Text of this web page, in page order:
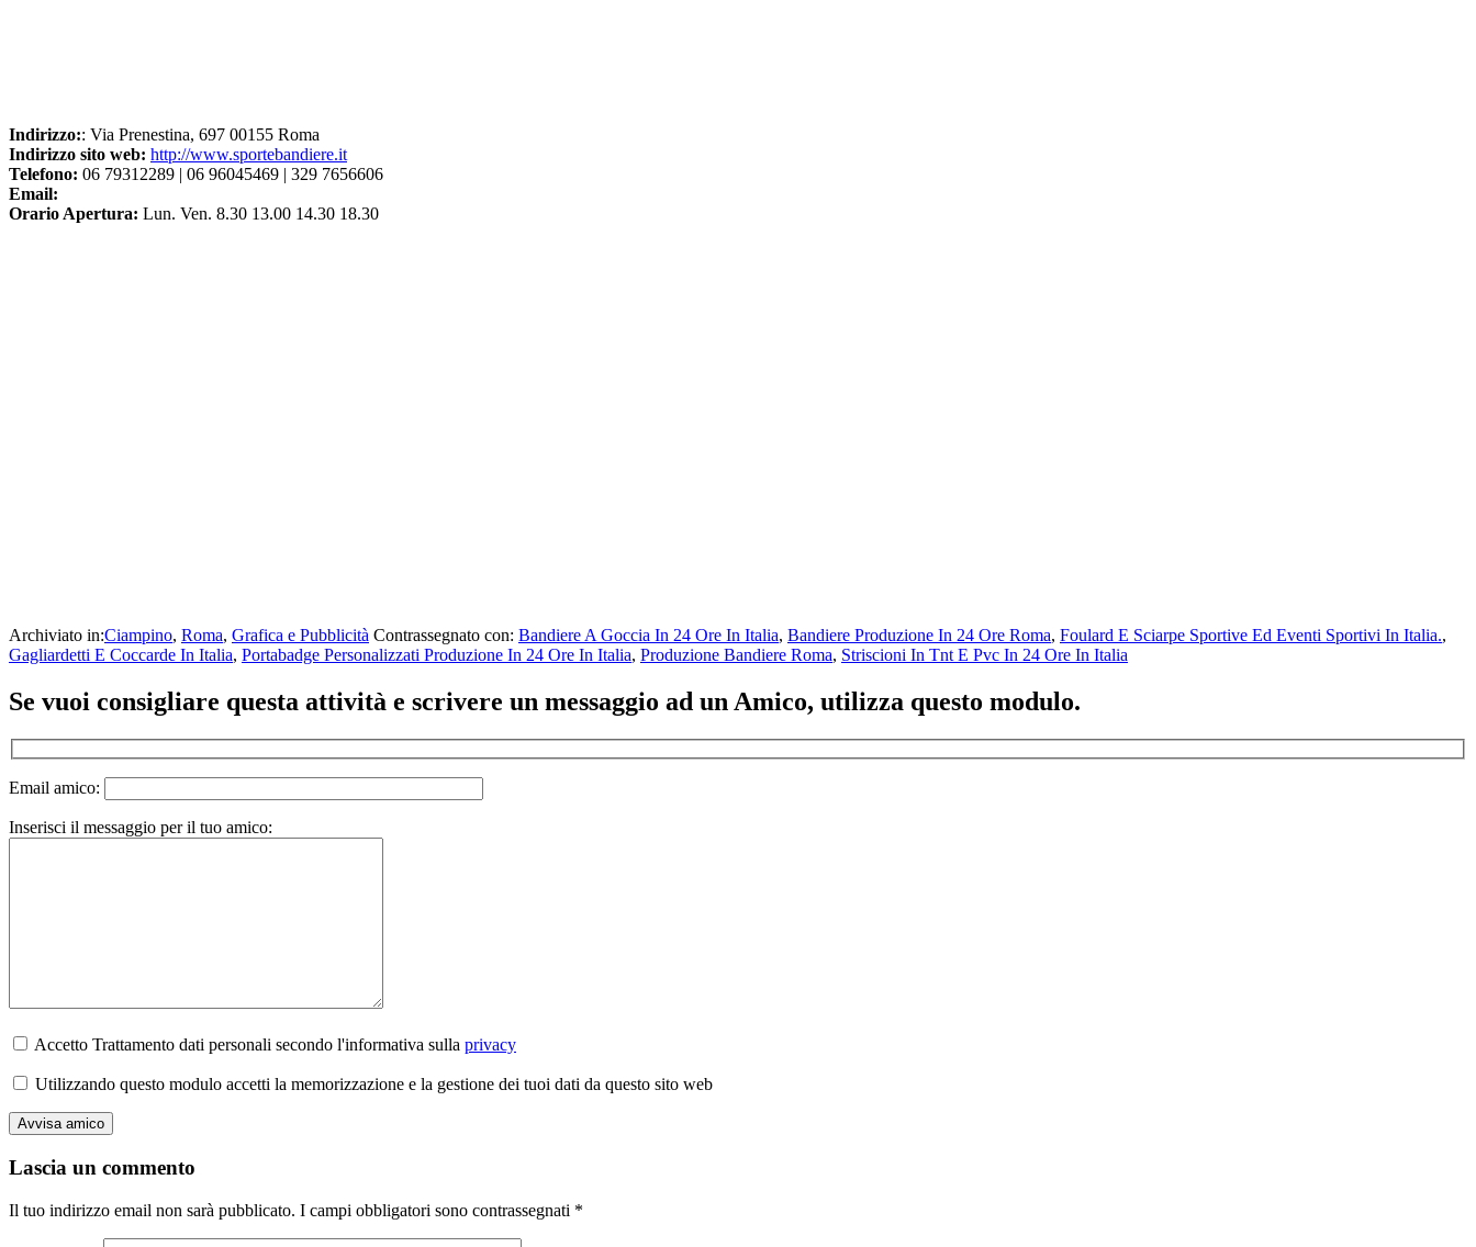
Indirizzo:: Via Prenestina, 697 00155 Roma
Indirizzo sito web: http://www.sportebandiere.it
Telefono: 06 79312289 | 06 96045469 | 329 7656606
Email:
Orario Apertura: Lun. Ven. 8.30 13.00 14.30 18.30
Archiviato in:Ciampino, Roma, Grafica e Pubblicità Contrassegnato con: Bandiere A Goccia In 24 Ore In Italia, Bandiere Produzione In 24 Ore Roma, Foulard E Sciarpe Sportive Ed Eventi Sportivi In Italia.,
Gagliardetti E Coccarde In Italia, Portabadge Personalizzati Produzione In 24 Ore In Italia, Produzione Bandiere Roma, Striscioni In Tnt E Pvc In 24 Ore In Italia
Se vuoi consigliare questa attività e scrivere un messaggio ad un Amico, utilizza questo modulo.
Email amico:
Inserisci il messaggio per il tuo amico:
Accetto Trattamento dati personali secondo l'informativa sulla privacy
Utilizzando questo modulo accetti la memorizzazione e la gestione dei tuoi dati da questo sito web
Lascia un commento
Il tuo indirizzo email non sarà pubblicato. I campi obbligatori sono contrassegnati *